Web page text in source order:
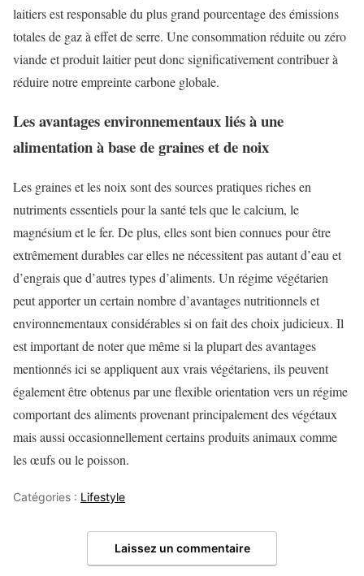
laitiers est responsable du plus grand pourcentage des émissions
totales de gaz à effet de serre. Une consommation réduite ou zéro
viande et produit laitier peut donc significativement contribuer à
réduire notre empreinte carbone globale.
Les avantages environnementaux liés à une
alimentation à base de graines et de noix
Les graines et les noix sont des sources pratiques riches en
nutriments essentiels pour la santé tels que le calcium, le
magnésium et le fer. De plus, elles sont bien connues pour être
extrêmement durables car elles ne nécessitent pas autant d’eau et
d’engrais que d’autres types d’aliments. Un régime végétarien
peut apporter un certain nombre d’avantages nutritionnels et
environnementaux considérables si on fait des choix judicieux. Il
est important de noter que même si la plupart des avantages
mentionnés ici se appliquent aux vrais végétariens, ils peuvent
également être obtenus par une flexible orientation vers un régime
comportant des aliments provenant principalement des végétaux
mais aussi occasionnellement certains produits animaux comme
les œufs ou le poisson.
Catégories : Lifestyle
Laissez un commentaire